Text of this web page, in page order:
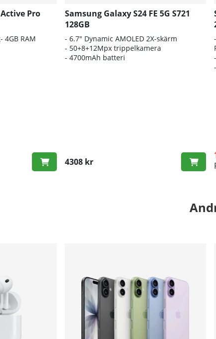
Pro
4GB RAM
Samsung Galaxy S24 FE 5G S721
128GB
- 6.7" Dynamic AMOLED 2X-skärm
- 50+8+12Mpx trippelkamera
- 4700mAh batteri
4308 kr
-